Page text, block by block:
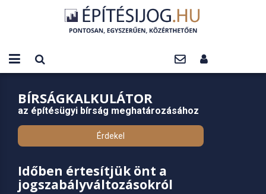
BÍRSÁGKALKULÁTOR
az építésügyi bírság meghatározásához
Érdekel
Időben értesítjük önt a
jogszabályváltozásokról